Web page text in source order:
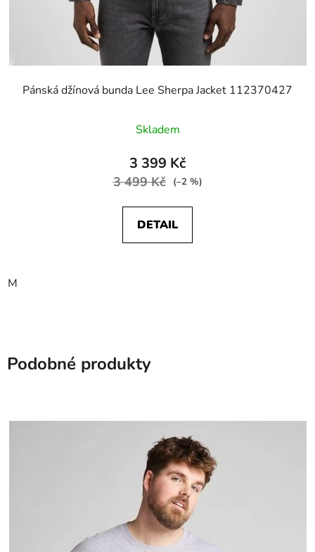
Pánská džínová bunda Lee Sherpa Jacket 112370427
Skladem
3 399 Kč
3 499 Kč (–2 %)
DETAIL
M
Podobné produkty